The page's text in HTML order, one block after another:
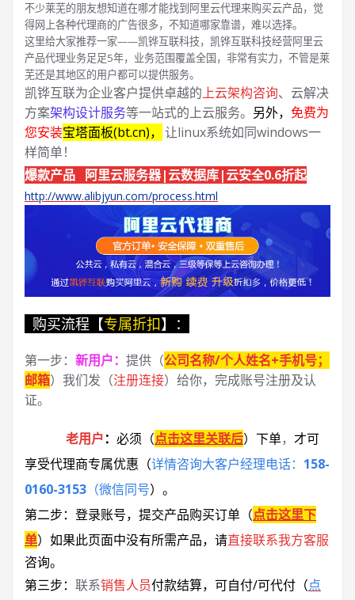
不少莱芜的朋友想知道在哪才能找到阿里云代理来购买云产品，觉
得网上各种代理商的广告很多，不知道哪家靠谱，难以选择。
这里给大家推荐一家——凯铧互联科技，凯铧互联科技经营阿里云
产品代理业务足足5年，业务范围覆盖全国，非常有实力，不管是莱
芜还是其地区的用户都可以提供服务。
凯铧互联为企业客户提供卓越的上云架构咨询、云解决
方案架构设计服务等一站式的上云服务。 另外， 免费为
您安装宝塔面板(bt.cn)， 让linux系统如同windows一
样简单！
爆款产品 阿里云服务器|云数据库|云安全0.6折起
http://www.alibjyun.com/process.html
购买流程【专属折扣】：
第一步： 新用户： 提供（公司名称/个人姓名+手机号；
邮箱）我们发（注册连接）给你，完成账号注册及认
证。
老用户： 必须 （点击这里关联后） 下单， 才可
享受代理商专属优惠 （详情咨询大客户经理电话： 158-
0160-3153 （微信同号） 。
第二步：登录账号，提交产品购买订单（点击这里下
单） 如果此页面中没有所需产品，请直接联系我方客服
咨询。
第三步： 联系销售人员付款结算，可自付/可代付（点